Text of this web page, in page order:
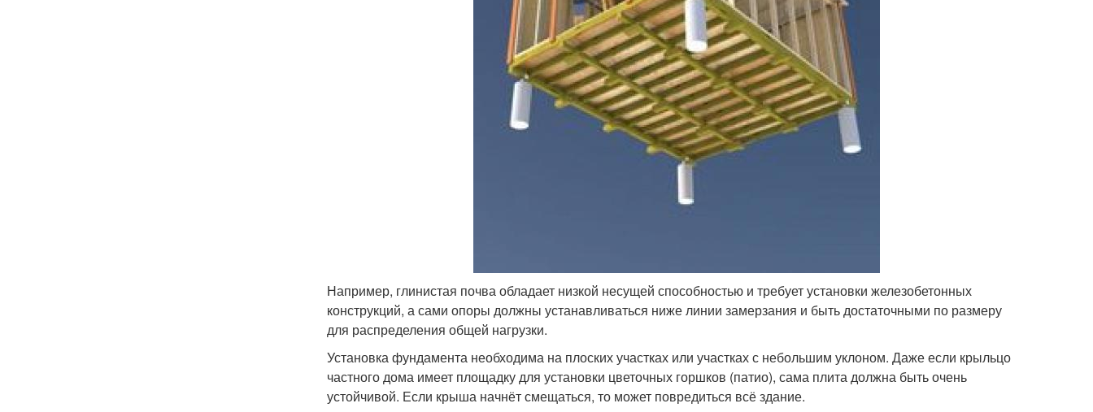
Например, глинистая почва обладает низкой несущей способностью и требует установки железобетонных
конструкций, а сами опоры должны устанавливаться ниже линии замерзания и быть достаточными по размеру
для распределения общей нагрузки.
Установка фундамента необходима на плоских участках или участках с небольшим уклоном. Даже если крыльцо
частного дома имеет площадку для установки цветочных горшков (патио), сама плита должна быть очень
устойчивой. Если крыша начнёт смещаться, то может повредиться всё здание.